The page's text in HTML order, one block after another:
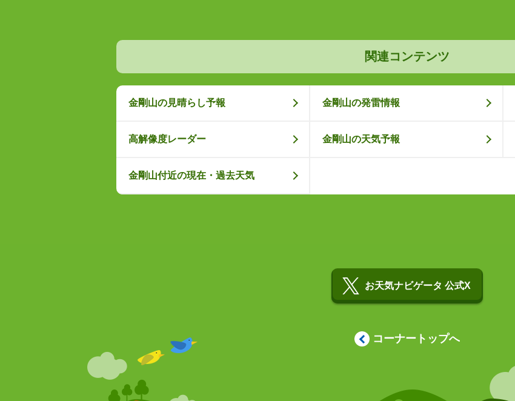
関連コンテンツ
金剛山の見晴らし予報 金剛山の発雷情報
高解像度レーダー 金剛山の天気予報
金剛山付近の現在・過去天気
お天気ナビゲータ 公式X
コーナートップへ